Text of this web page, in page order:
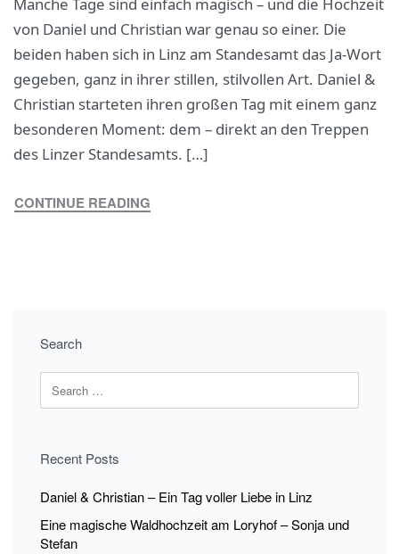
von Daniel und Christian war genau so einer. Die
beiden haben sich in Linz am Standesamt das Ja-Wort
gegeben, ganz in ihrer stillen, stilvollen Art. Daniel &
Christian starteten ihren großen Tag mit einem ganz
besonderen Moment: dem – direkt an den Treppen
des Linzer Standesamts. […]
CONTINUE READING
Search
Recent Posts
Daniel & Christian – Ein Tag voller Liebe in Linz
Eine magische Waldhochzeit am Loryhof – Sonja und
Stefan